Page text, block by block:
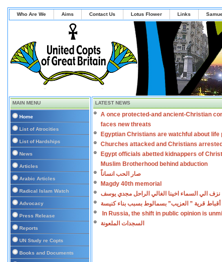
Who Are We Aims Contact Us Lotus Flower Links
MAIN MENU
Home
List of Atrocities
List of Hardships
News
Articles
Arabic Articles
Radical Islam Watch
Advocacy
Press Release
Reports
UN Study re Copts
Books and Documents
LATEST NEWS
A once protected-and ancient-Christian
faces new threats
Egyptian Christians are watchful about life
Churches attacked and Christians
Egypt officials abetted kidnappers of
Muslim Brotherhood behind abduction
صار الحب انساناً
Magdy 40th memorial
نزف الي السماء اخينا الغالي الراحل مجدي يوسف
أقباط قرية ” العزيب” بسمالوط بسبب بناء كنيسة
In Russia, the shift in public opinion is
السجدات الملعونة